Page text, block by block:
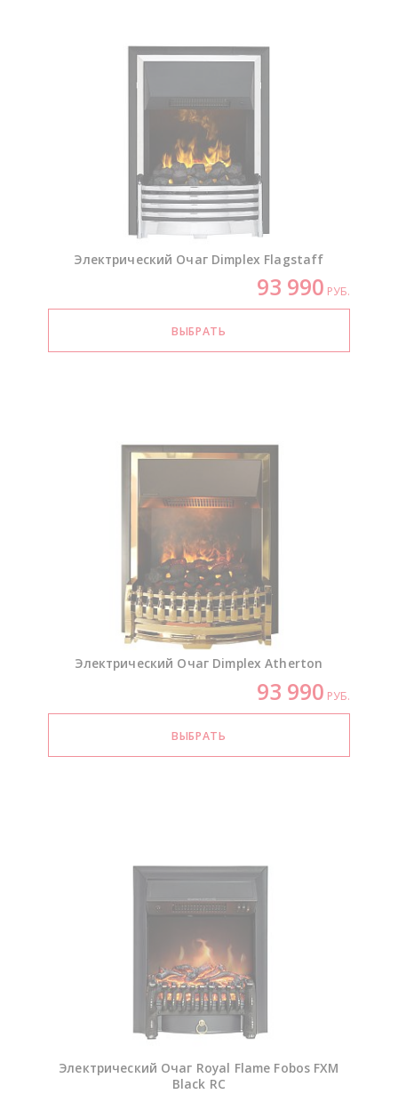
Электрический Очаг Dimplex Flagstaff
93 990 РУБ.
Электрический Очаг Dimplex Atherton
93 990 РУБ.
Электрический Очаг Royal Flame Fobos FXM
Black RC